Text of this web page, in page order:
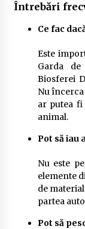
Întrebări
Ce fac
Este
Garda
Biosferei
Nu
ar putea
animal.
Pot să iau
Nu este
elemente
de
partea
Pot să